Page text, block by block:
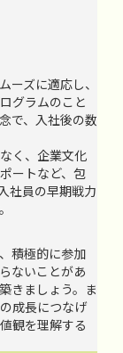
ズに適応し、
グラムのこと
で、入社後の数
く、企業文化
ートなど、包
社員の早期戦力
積極的に参加
ないことがあ
きましょう。ま
成長につなげ
観を理解する